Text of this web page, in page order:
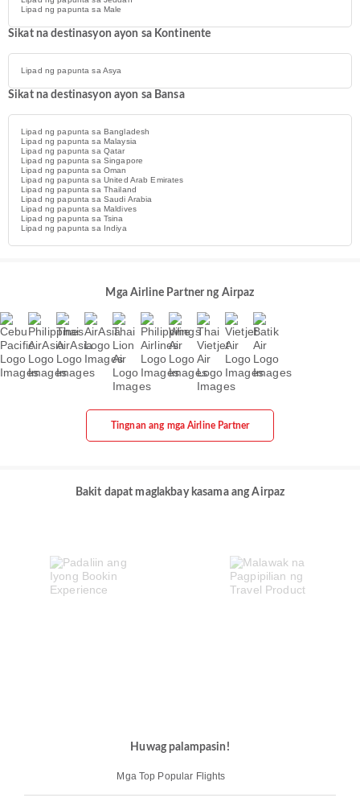
Lipad ng papunta sa Male
Sikat na destinasyon ayon sa Kontinente
Lipad ng papunta sa Asya
Sikat na destinasyon ayon sa Bansa
Lipad ng papunta sa Bangladesh
Lipad ng papunta sa Malaysia
Lipad ng papunta sa Qatar
Lipad ng papunta sa Singapore
Lipad ng papunta sa Oman
Lipad ng papunta sa United Arab Emirates
Lipad ng papunta sa Thailand
Lipad ng papunta sa Saudi Arabia
Lipad ng papunta sa Maldives
Lipad ng papunta sa Tsina
Lipad ng papunta sa Indiya
Mga Airline Partner ng Airpaz
Tingnan ang mga Airline Partner
Bakit dapat maglakbay kasama ang Airpaz
Huwag palampasin!
Mga Top Popular Flights